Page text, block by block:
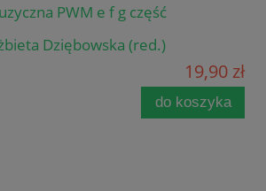
PWM e f g część
Dziębowska (red.)
19,90 zł
do koszyka